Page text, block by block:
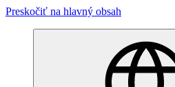
Preskočiť na hlavný obsah